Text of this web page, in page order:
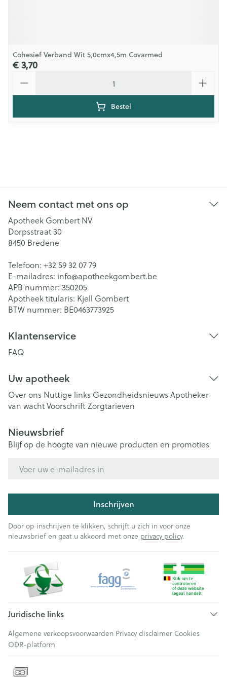
Cohesief Verband Wit 5,0cmx4,5m Covarmed
€ 3,70
Bestel
Neem contact met ons op
Apotheek Gombert NV
Dorpsstraat 30
8450 Bredene
Telefoon: +32 59 32 07 79
E-mailadres: info@apotheekgombert.be
APB nummer: 350205
Apotheek titularis: Kjell Gombert
BTW nummer: BE0463773925
Klantenservice
FAQ
Uw apotheek
Over ons Nuttige links Gezondheidsnieuws Apotheker
van wachtVoorschriftZorgtarieven
Nieuwsbrief
Blijf op de hoogte van nieuwe producten en promoties
Inschrijven
Door op inschrijven te klikken, schrijft u zich in voor onze
nieuwsbrief en gaat u akkoord met onze privacy policy.
Juridische links
Algemene verkoopsvoorwaarden Privacy disclaimer Cookies
ODR-platform